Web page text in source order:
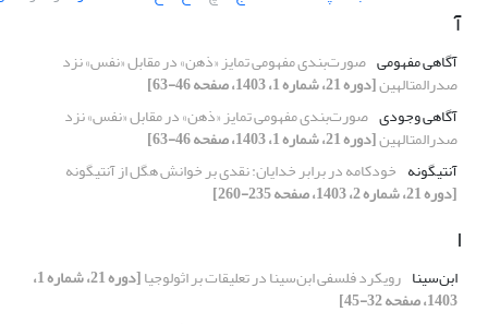
آ
آگاهی مفهومی صورت‌بندی مفهومی تمایز «ذهن» در مقابل «نفس» نزد
صدرالمتالهین[دوره 21، شماره 1، 1403، صفحه 46-63]
آگاهی وجودی صورت‌بندی مفهومی تمایز «ذهن» در مقابل «نفس» نزد
صدرالمتالهین[دوره 21، شماره 1، 1403، صفحه 46-63]
آنتیگونه خودکامه در برابر خدایان: نقدی بر خوانش هگل از آنتیگونه
[دوره 21، شماره 2، 1403، صفحه 235-260]
ا
ابن‌سینا رویکرد فلسفی ابن‌سینا در تعلیقات بر اثولوجیا [دوره 21، شماره 1،
1403، صفحه 32-45]